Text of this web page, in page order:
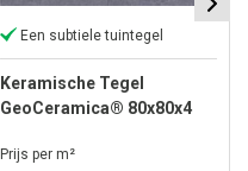
Een subtiele tuintegel
Keramische Tegel
GeoCeramica® 80x80x4
Prijs per m²